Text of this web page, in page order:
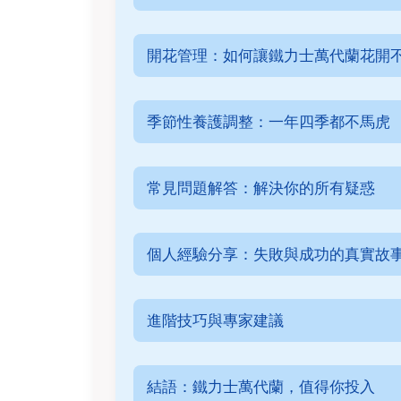
開花管理：如何讓鐵力士萬代蘭花開
季節性養護調整：一年四季都不馬虎
常見問題解答：解決你的所有疑惑
個人經驗分享：失敗與成功的真實故
進階技巧與專家建議
結語：鐵力士萬代蘭，值得你投入